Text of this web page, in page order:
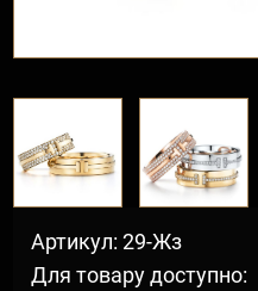
Артикул: 29-Жз
Для товару доступно: